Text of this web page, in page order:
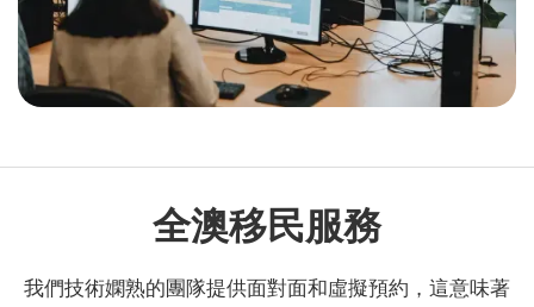
全澳移民服務
我們技術嫻熟的團隊提供面對面和虛擬預約，這意味著